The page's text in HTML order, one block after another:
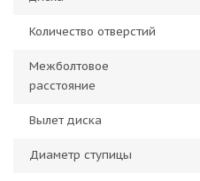
Количество отверстий
Межболтовое
расстояние
Вылет диска
Диаметр ступицы